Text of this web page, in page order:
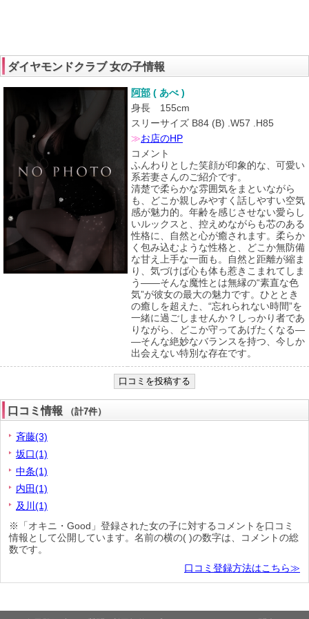
ダイヤモンドクラブ 女の子情報
阿部 ( あべ )
身長 155cm
スリーサイズ B84 (B) .W57 .H85
≫お店のHP
コメント
ふんわりとした笑顔が印象的な、可愛い
系若妻さんのご紹介です。
清楚で柔らかな雰囲気をまといながら
も、どこか親しみやすく話しやすい空気
感が魅力的。年齢を感じさせない愛らし
いルックスと、控えめながらも芯のある
性格に、自然と心が癒されます。柔らか
く包み込むような性格と、どこか無防備
な甘え上手な一面も。自然と距離が縮ま
り、気づけば心も体も惹きこまれてしま
う――そんな魔性とは無縁の“素直な色
気”が彼女の最大の魅力です。ひととき
の癒しを超えた、“忘れられない時間”を
一緒に過ごしませんか？しっかり者であ
りながら、どこか守ってあげたくなる―
―そんな絶妙なバランスを持つ、今しか
出会えない特別な存在です。
口コミ情報 （計7件）
斉藤(3)
坂口(1)
中条(1)
内田(1)
及川(1)
※「オキニ・Good」登録された女の子に対するコメントを口コミ
情報として公開しています。名前の横の( )の数字は、コメントの総
数です。
口コミ登録方法はこちら≫